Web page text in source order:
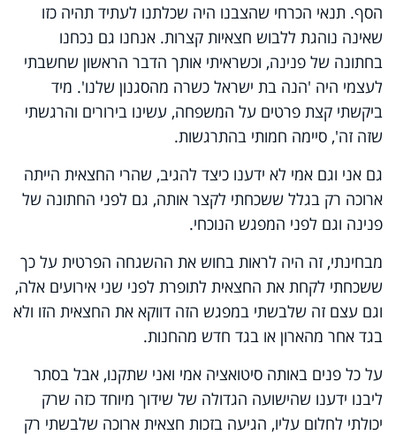
הסף. תנאי הכרחי שהצבנו היה שכלתנו לעתיד תהיה כזו
שאינה נוהגת ללבוש חצאיות קצרות. אנחנו גם נכחנו
בחתונה של פנינה, וכשראיתי אותך הדבר הראשון שחשבתי
לעצמי היה 'הנה בת ישראל כשרה מהסגנון שלנו'. מיד
ביקשתי קצת פרטים על המשפחה, עשינו בירורים והרגשתי
שזה זה', סיימה חמותי בהתרגשות.
גם אני וגם אמי לא ידענו כיצד להגיב, שהרי החצאית הייתה
ארוכה רק בגלל ששכחתי לקצר אותה, גם לפני החתונה של
פנינה וגם לפני המפגש הנוכחי.
מבחינתי, זה היה לראות בחוש את ההשגחה הפרטית על כך
ששכחתי לקחת את החצאית לתופרת לפני שני אירועים אלה,
וגם עצם זה שלבשתי במפגש הזה דווקא את החצאית הזו ולא
בגד אחר מהארון או בגד חדש מהחנות.
על כל פנים באותה סיטואציה אמי ואני שתקנו, אבל בסתר
ליבנו ידענו שהישועה הגדולה של שידוך מיוחד כזה שרק
יכולתי לחלום עליו, הגיעה בזכות חצאית ארוכה שלבשתי רק